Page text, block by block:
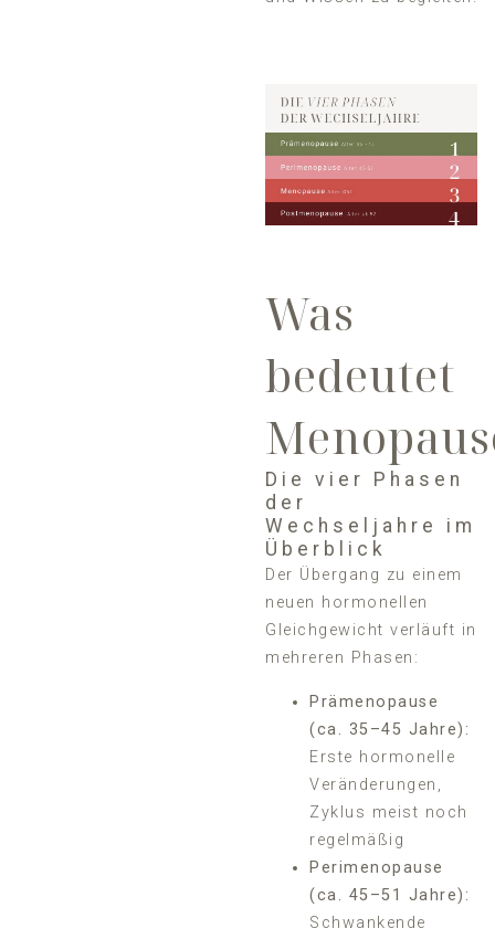
Was
bedeutet
Die vier Phasen
der
Wechseljahre im
Überblick
Der Übergang zu einem
neuen hormonellen
Gleichgewicht verläuft in
mehreren Phasen:
Prämenopause
(ca. 35–45 Jahre):
Erste hormonelle
Veränderungen,
Zyklus meist noch
regelmäßig
Perimenopause
(ca. 45–51 Jahre):
Schwankende